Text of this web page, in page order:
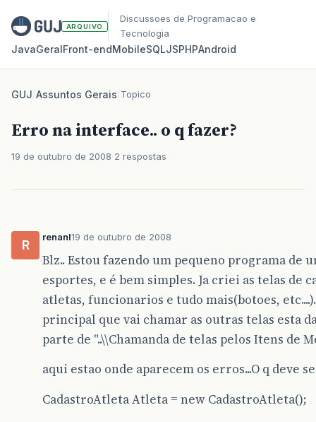
ARQUIVO
Discussoes de Programacao e
Tecnologia
JavaGeralFront‑endMobileSQLJSPHPAndroid
GUJ/Assuntos Gerais/Topico
Erro na interface.. o q fazer?
19 de outubro de 2008 2 respostas
R
renanl19 de outubro de 2008
Blz.. Estou fazendo um pequeno programa de
esportes, e é bem simples. Ja criei as telas de
atletas, funcionarios e tudo mais(botoes,
principal que vai chamar as outras telas esta
parte de "..\\Chamanda de telas pelos Itens de
aqui estao onde aparecem os erros...O q deve
CadastroAtleta Atleta = new CadastroAtleta();